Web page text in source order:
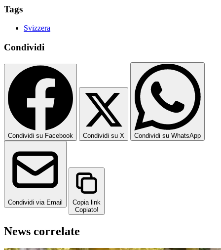
Tags
Svizzera
Condividi
Condividi su Facebook Condividi su X Condividi su WhatsApp
Condividi via Email
Copia link
Copiato!
News correlate